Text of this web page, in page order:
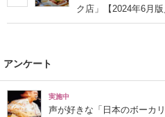
ク店」【2024年6月
アンケート
実施中
声が好きな「日本のボーカ